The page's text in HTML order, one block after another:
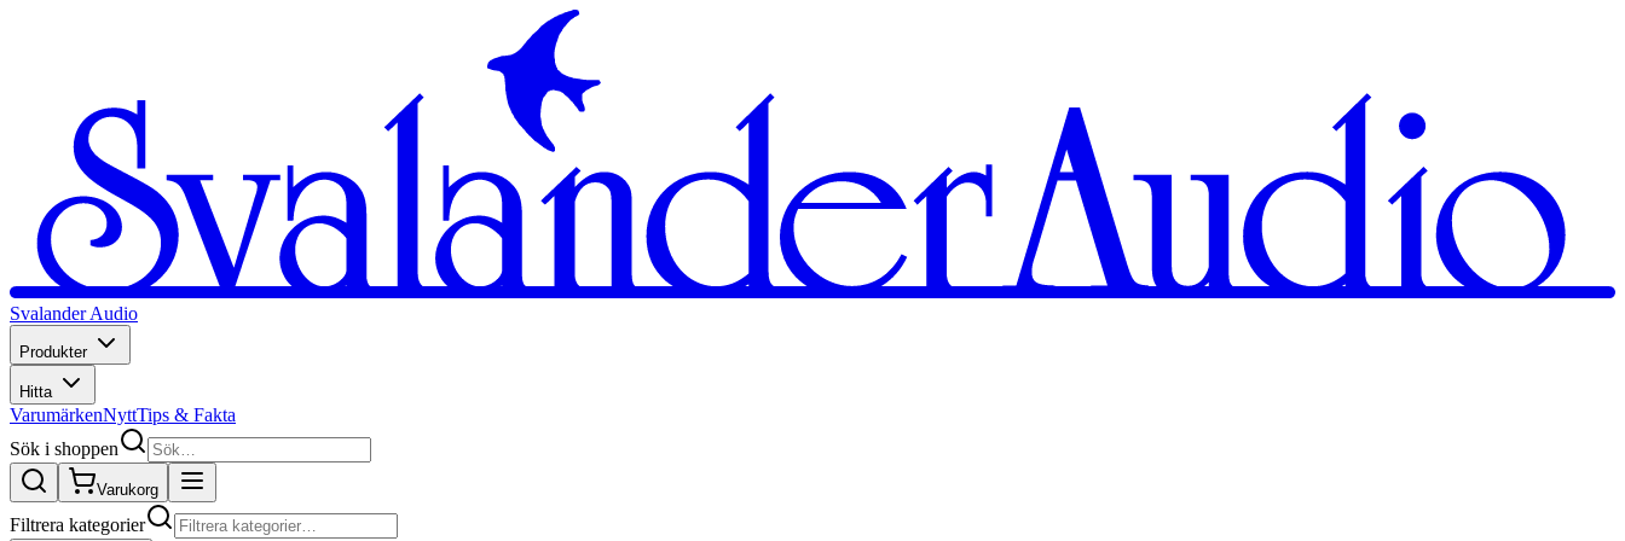
Svalander Audio
Produkter
Hitta
VarumärkenNyttTips & Fakta
Sök i shoppen
Varukorg
Filtrera kategorier